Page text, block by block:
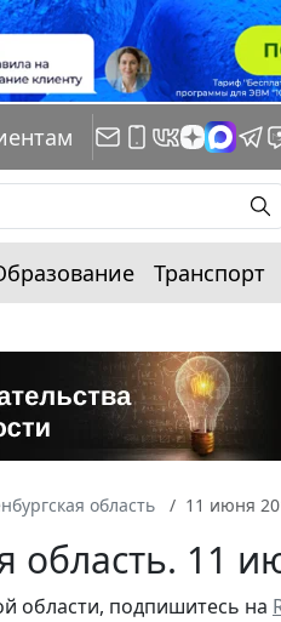
Транспорт
область 11 июня
область. 11
области, подпишитесь на